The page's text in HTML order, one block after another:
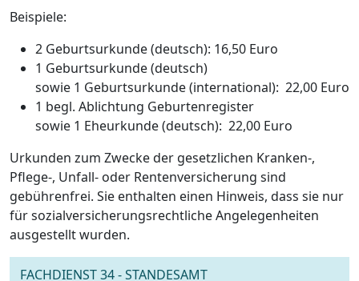
Beispiele:
2 Geburtsurkunde (deutsch): 16,50 Euro
1 Geburtsurkunde (deutsch)
sowie 1 Geburtsurkunde (international): 22,00 Euro
1 begl. Ablichtung Geburtenregister
sowie 1 Eheurkunde (deutsch): 22,00 Euro
Urkunden zum Zwecke der gesetzlichen Kranken-,
Pflege-, Unfall- oder Rentenversicherung sind
gebührenfrei. Sie enthalten einen Hinweis, dass sie nur
für sozialversicherungsrechtliche Angelegenheiten
ausgestellt wurden.
FACHDIENST 34 - STANDESAMT